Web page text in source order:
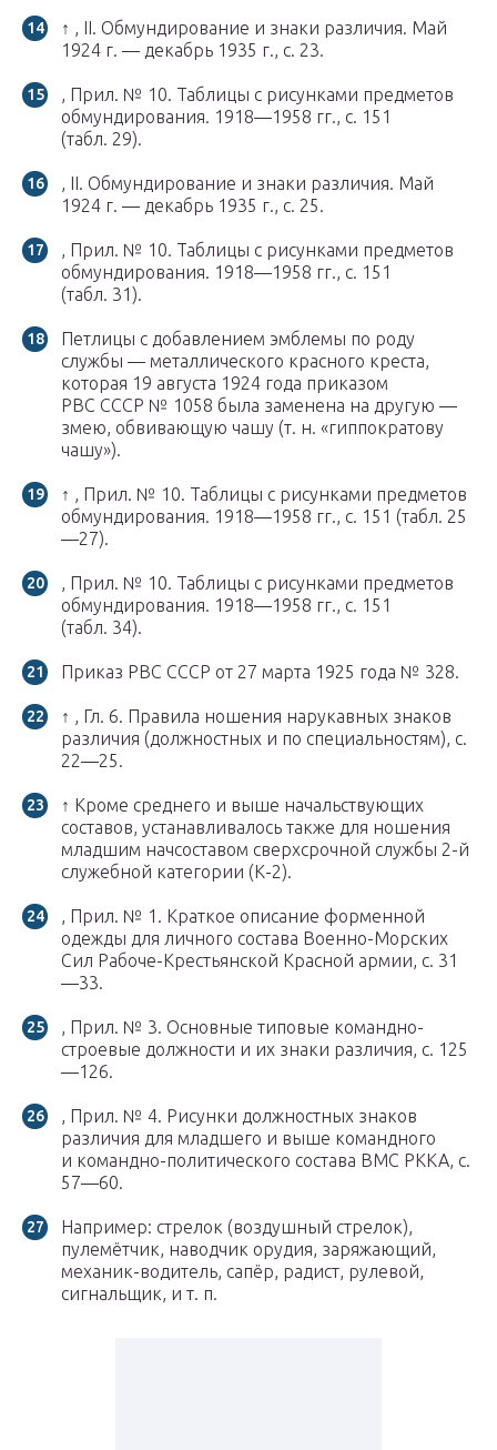
↑ , II. Обмундирование и знаки различия. Май
1924 г. — декабрь 1935 г., с. 23.
, Прил. № 10. Таблицы с рисунками предметов
обмундирования. 1918—1958 гг., с. 151
(табл. 29).
, II. Обмундирование и знаки различия. Май
1924 г. — декабрь 1935 г., с. 25.
, Прил. № 10. Таблицы с рисунками предметов
обмундирования. 1918—1958 гг., с. 151
(табл. 31).
Петлицы с добавлением эмблемы по роду
службы — металлического красного креста,
которая 19 августа 1924 года приказом
РВС СССР № 1058 была заменена на другую —
змею, обвивающую чашу (т. н. «гиппократову
чашу»).
↑ , Прил. № 10. Таблицы с рисунками предметов
обмундирования. 1918—1958 гг., с. 151 (табл. 25
—27).
, Прил. № 10. Таблицы с рисунками предметов
обмундирования. 1918—1958 гг., с. 151
(табл. 34).
Приказ РВС СССР от 27 марта 1925 года № 328.
↑ , Гл. 6. Правила ношения нарукавных знаков
различия (должностных и по специальностям), с.
22—25.
↑ Кроме среднего и выше начальствующих
составов, устанавливалось также для ношения
младшим начсоставом сверхсрочной службы 2-й
служебной категории (К-2).
, Прил. № 1. Краткое описание форменной
одежды для личного состава Военно-Морских
Сил Рабоче-Крестьянской Красной армии, с. 31
—33.
, Прил. № 3. Основные типовые командно-
строевые должности и их знаки различия, с. 125
—126.
, Прил. № 4. Рисунки должностных знаков
различия для младшего и выше командного
и командно-политического состава ВМС РККА, с.
57—60.
Например: стрелок (воздушный стрелок),
пулемётчик, наводчик орудия, заряжающий,
механик-водитель, сапёр, радист, рулевой,
сигнальщик, и т. п.